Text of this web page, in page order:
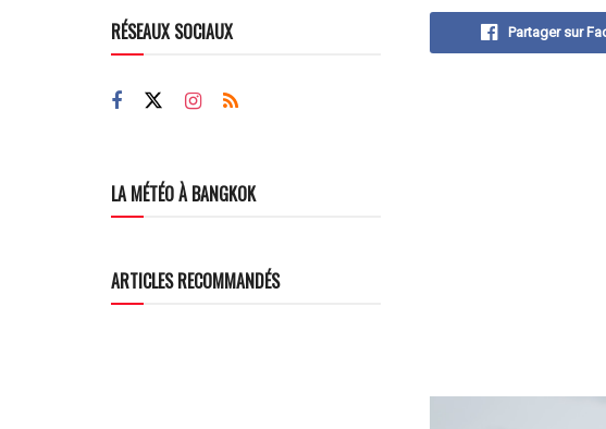
Partager sur
RÉSEAUX SOCIAUX
LA MÉTÉO À BANGKOK
ARTICLES RECOMMANDÉS